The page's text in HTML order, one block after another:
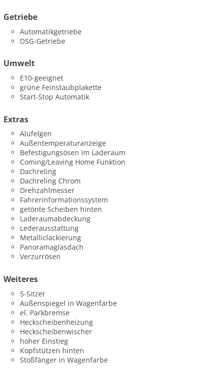
Getriebe
Automatikgetriebe
DSG-Getriebe
Umwelt
E10-geeignet
grüne Feinstaubplakette
Start-Stop Automatik
Extras
Alufelgen
Außentemperaturanzeige
Befestigungsösen im Laderaum
Coming/Leaving Home Funktion
Dachreling
Dachreling Chrom
Drehzahlmesser
Fahrerinformationssystem
getönte Scheiben hinten
Laderaumabdeckung
Lederausstattung
Metalliclackierung
Panoramaglasdach
Verzurrösen
Weiteres
5-Sitzer
Außenspiegel in Wagenfarbe
el. Parkbremse
Heckscheibenheizung
Heckscheibenwischer
hoher Einstieg
Kopfstützen hinten
Stoßfänger in Wagenfarbe